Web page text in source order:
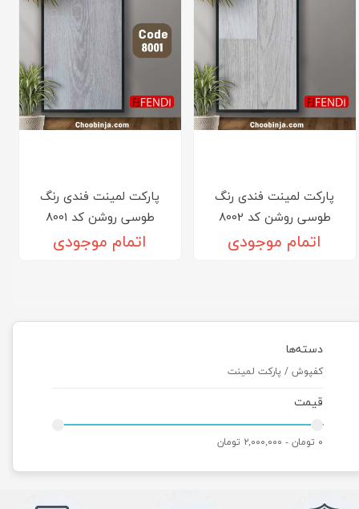
دسته‌ها
کفپوش / پارکت لمینت
قیمت
۰ تومان - ۲,۰۰۰,۰۰۰ تومان
پارکت لمینت فندی رنگ
طوسی روشن کد 8002
اتمام موجودی
پارکت لمینت فندی رنگ
طوسی روشن کد 8001
اتمام موجودی